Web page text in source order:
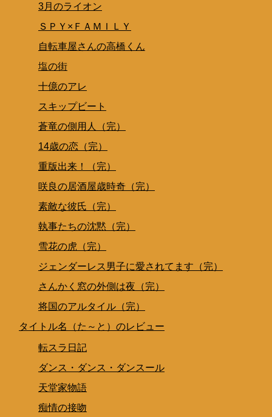
3月のライオン
ＳＰＹ×ＦＡＭＩＬＹ
自転車屋さんの高橋くん
塩の街
十億のアレ
スキップビート
蒼竜の側用人（完）
14歳の恋（完）
重版出来！（完）
咲良の居酒屋歳時奇（完）
素敵な彼氏（完）
執事たちの沈黙（完）
雪花の虎（完）
ジェンダーレス男子に愛されてます（完）
さんかく窓の外側は夜（完）
将国のアルタイル（完）
タイトル名（た～と）のレビュー
転スラ日記
ダンス・ダンス・ダンスール
天堂家物語
痴情の接吻